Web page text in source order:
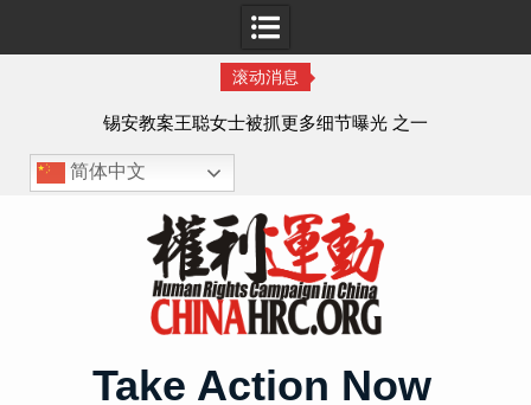
滚动消息
锡安教案王聪女士被抓更多细节曝光 之一
简体中文
Take Action Now